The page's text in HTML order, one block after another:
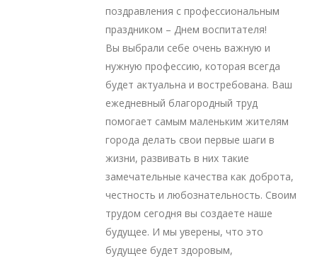
поздравления с профессиональным
праздником – Днем воспитателя!
Вы выбрали себе очень важную и
нужную профессию, которая всегда
будет актуальна и востребована. Ваш
ежедневный благородный труд
помогает самым маленьким жителям
города делать свои первые шаги в
жизни, развивать в них такие
замечательные качества как доброта,
честность и любознательность. Своим
трудом сегодня вы создаете наше
будущее. И мы уверены, что это
будущее будет здоровым,